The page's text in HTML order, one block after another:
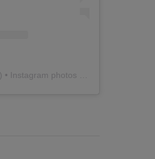
) • Instagram photos and videos